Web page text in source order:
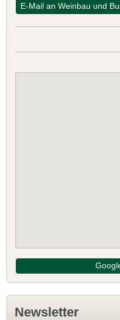
E-Mail an Weinbau und
Newsletter